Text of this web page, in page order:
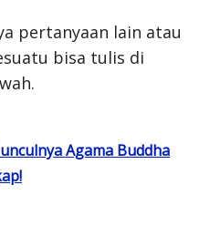
pertanyaan lain atau
bisa tulis di
Agama Buddha